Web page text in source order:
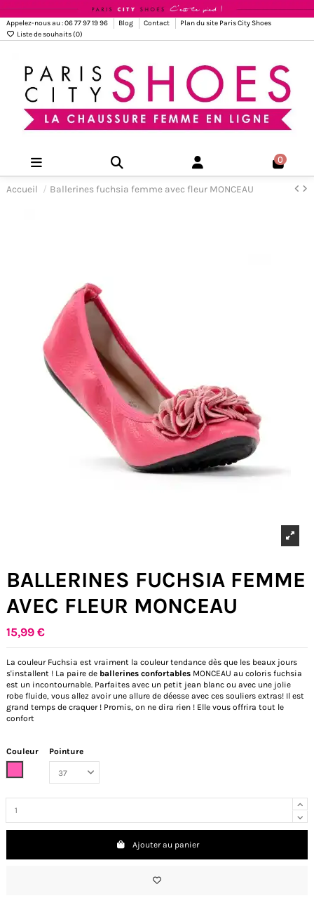
Appelez-nous au : 06 77 97 19 96 Blog Contact
Plan du site Paris City Shoes
Liste de souhaits (0)
0
Accueil Ballerines fuchsia femme avec fleur MONCEAU
BALLERINES FUCHSIA FEMME
AVEC FLEUR MONCEAU
15,99 €
La couleur Fuchsia est vraiment la couleur tendance dès que les beaux jours
s'installent ! La paire de ballerines confortables MONCEAU au coloris fuchsia
est un incontournable. Parfaites avec un petit jean blanc ou avec une jolie
robe fluide, vous allez avoir une allure de déesse avec ces souliers extras! Il est
grand temps de craquer ! Promis, on ne dira rien ! Elle vous offrira tout le
confort
Couleur
Pointure
Ajouter au panier